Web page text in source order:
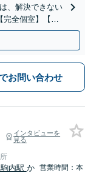
、解決できない
完全個室】【自
お問い合わせ
インタビューを
見る
内駅 か 営業時間：本